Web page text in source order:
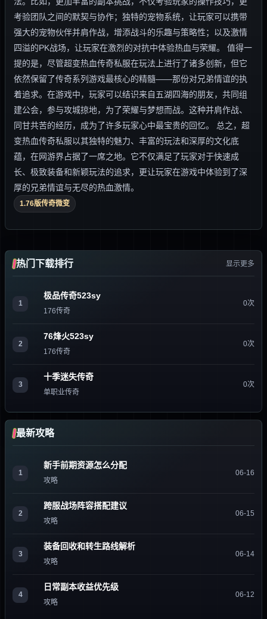
考验团队之间的默契与协作；独特的宠物系统，让玩家可以携带
强大的宠物伙伴并肩作战，增添战斗的乐趣与策略性；以及激情
四溢的PK战场，让玩家在激烈的对抗中体验热血与荣耀。 值得一
提的是，尽管超变热血传奇私服在玩法上进行了诸多创新，但它
依然保留了传奇系列游戏最核心的精髓——那份对兄弟情谊的执
着追求。在游戏中，玩家可以结识来自五湖四海的朋友，共同组
建公会，参与攻城掠地，为了荣耀与梦想而战。这种并肩作战、
同甘共苦的经历，成为了许多玩家心中最宝贵的回忆。 总之，超
变热血传奇私服以其独特的魅力、丰富的玩法和深厚的文化底
蕴，在网游界占据了一席之地。它不仅满足了玩家对于快速成
长、极致装备和新颖玩法的追求，更让玩家在游戏中体验到了深
厚的兄弟情谊与无尽的热血激情。
1.76版传奇微变
热门下载排行 显示更多
1
极品传奇523sy
176传奇
0次
2
76烽火523sy
176传奇
0次
3
十季迷失传奇
单职业传奇
0次
最新攻略
1
新手前期资源怎么分配
攻略
06-16
2
跨服战场阵容搭配建议
攻略
06-15
3
装备回收和转生路线解析
攻略
06-14
4
日常副本收益优先级
攻略
06-12